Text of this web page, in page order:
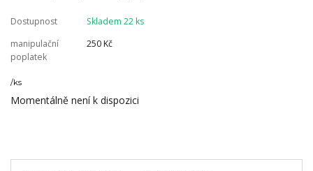
Dostupnost
Skladem 22 ks
manipulační
poplatek
250 Kč
/ks
Momentálně není k dispozici